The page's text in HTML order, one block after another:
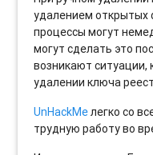
удалением
процессы могут
могут сделать это
возникают ситуации,
удалении ключа
UnHackMeлегко со
трудную работу во